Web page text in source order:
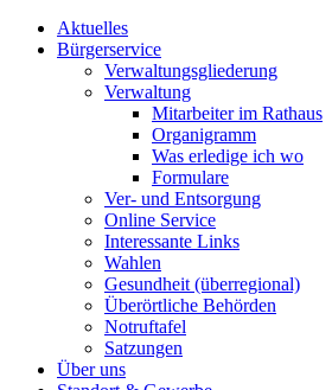
Aktuelles
Bürgerservice
Verwaltungsgliederung
Verwaltung
Mitarbeiter im Rathaus
Organigramm
Was erledige ich wo
Formulare
Ver- und Entsorgung
Online Service
Interessante Links
Wahlen
Gesundheit (überregional)
Überörtliche Behörden
Notruftafel
Satzungen
Über uns